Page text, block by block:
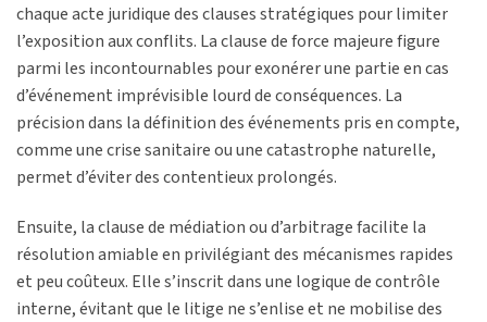
chaque acte juridique des clauses stratégiques pour limiter
l’exposition aux conflits. La clause de force majeure figure
parmi les incontournables pour exonérer une partie en cas
d’événement imprévisible lourd de conséquences. La
précision dans la définition des événements pris en compte,
comme une crise sanitaire ou une catastrophe naturelle,
permet d’éviter des contentieux prolongés.
Ensuite, la clause de médiation ou d’arbitrage facilite la
résolution amiable en privilégiant des mécanismes rapides
et peu coûteux. Elle s’inscrit dans une logique de contrôle
interne, évitant que le litige ne s’enlise et ne mobilise des